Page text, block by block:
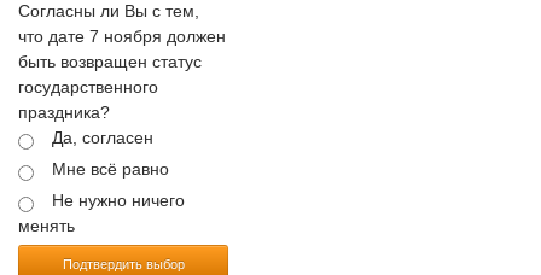
Согласны ли Вы с тем,
что дате 7 ноября должен
быть возвращен статус
государственного
праздника?
Да, согласен
Мне всё равно
Не нужно ничего
менять
Подтвердить выбор